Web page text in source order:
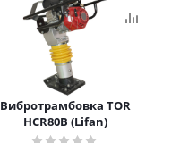
Вибротрамбовка ТОR
HCR80B (Lifan)